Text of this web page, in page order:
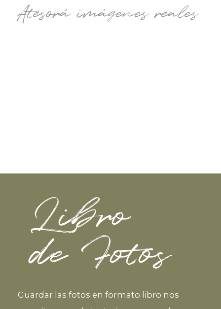
Atesorá imágenes reales
Libro
de Fotos
Guardar las fotos en formato libro nos